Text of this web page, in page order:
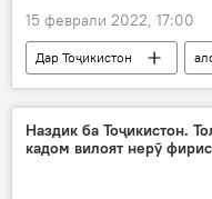
15 феврали 2022, 17:00
Дар Тоҷикистон
Наздик ба Тоҷикистон.
кадом вилоят нерӯ